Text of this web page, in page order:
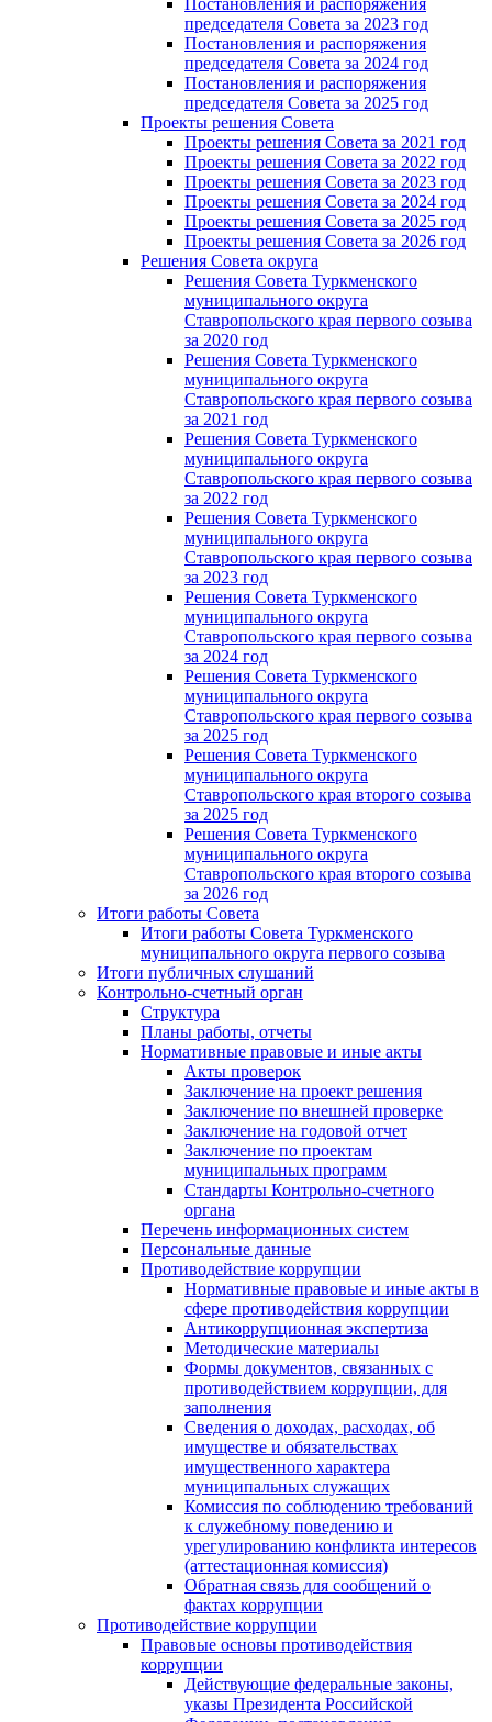
Постановления и распоряжения
председателя Cовета за 2023 год
Постановления и распоряжения
председателя Cовета за 2024 год
Постановления и распоряжения
председателя Cовета за 2025 год
Проекты решения Cовета
Проекты решения Совета за 2021 год
Проекты решения Совета за 2022 год
Проекты решения Cовета за 2023 год
Проекты решения Совета за 2024 год
Проекты решения Совета за 2025 год
Проекты решения Совета за 2026 год
Решения Совета округа
Решения Совета Туркменского
муниципального округа
Ставропольского края первого созыва
за 2020 год
Решения Совета Туркменского
муниципального округа
Ставропольского края первого созыва
за 2021 год
Решения Совета Туркменского
муниципального округа
Ставропольского края первого созыва
за 2022 год
Решения Совета Туркменского
муниципального округа
Ставропольского края первого созыва
за 2023 год
Решения Совета Туркменского
муниципального округа
Ставропольского края первого созыва
за 2024 год
Решения Совета Туркменского
муниципального округа
Ставропольского края первого созыва
за 2025 год
Решения Совета Туркменского
муниципального округа
Ставропольского края второго созыва
за 2025 год
Решения Совета Туркменского
муниципального округа
Ставропольского края второго созыва
за 2026 год
Итоги работы Совета
Итоги работы Совета Туркменского
муниципального округа первого созыва
Итоги публичных слушаний
Контрольно-счетный орган
Структура
Планы работы, отчеты
Нормативные правовые и иные акты
Акты проверок
Заключение на проект решения
Заключение по внешней проверке
Заключение на годовой отчет
Заключение по проектам
муниципальных программ
Стандарты Контрольно-счетного
органа
Перечень информационных систем
Персональные данные
Противодействие коррупции
Нормативные правовые и иные акты в
сфере противодействия коррупции
Антикоррупционная экспертиза
Методические материалы
Формы документов, связанных с
противодействием коррупции, для
заполнения
Сведения о доходах, расходах, об
имуществе и обязательствах
имущественного характера
муниципальных служащих
Комиссия по соблюдению требований
к служебному поведению и
урегулированию конфликта интересов
(аттестационная комиссия)
Обратная связь для сообщений о
фактах коррупции
Противодействие коррупции
Правовые основы противодействия
коррупции
Действующие федеральные законы,
указы Президента Российской